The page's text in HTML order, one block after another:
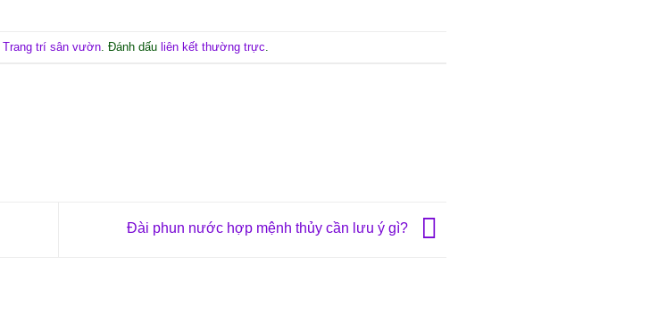
Trang trí sân vườn . Đánh dấu liên kết thường trực
Đài phun nước hợp mệnh thủy cần lưu ý gì?